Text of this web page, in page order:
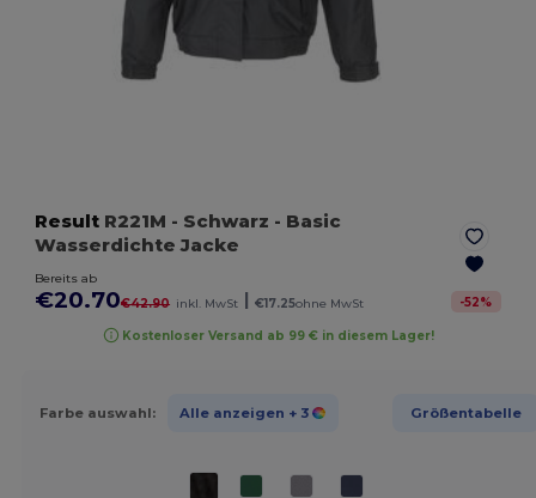
Result R221M - Schwarz - Basic
Wasserdichte Jacke
Bereits ab
€20.70€42.90 inkl. MwSt | €17.25ohne MwSt -52%
Kostenloser Versand ab 99 € in diesem Lager!
Farbe auswahl: Alle anzeigen + 3 Größentabelle